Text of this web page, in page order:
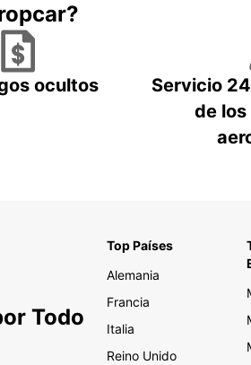
ocultos
Servicio
de
Todo
Top Países
Alemania
Francia
Italia
Reino Unido